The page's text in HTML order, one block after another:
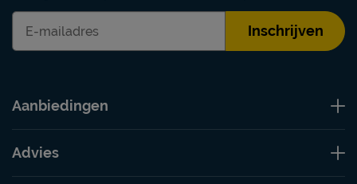
Inschrijven
Aanbiedingen
Advies